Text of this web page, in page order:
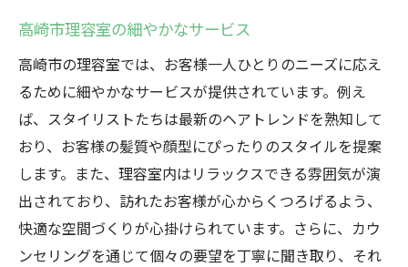
高崎市理容室の細やかなサービス
高崎市の理容室では、お客様一人ひとりのニーズに応え
るために細やかなサービスが提供されています。例え
ば、スタイリストたちは最新のヘアトレンドを熟知して
おり、お客様の髪質や顔型にぴったりのスタイルを提案
します。また、理容室内はリラックスできる雰囲気が演
出されており、訪れたお客様が心からくつろげるよう、
快適な空間づくりが心掛けられています。さらに、カウ
ンセリングを通じて個々の要望を丁寧に聞き取り、それ